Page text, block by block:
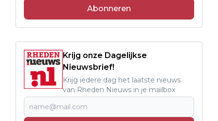
Abonneren
Krijg onze Dagelijkse
Nieuwsbrief!
Krijg iedere dag het laatste nieuws
van Rheden Nieuws in je mailbox